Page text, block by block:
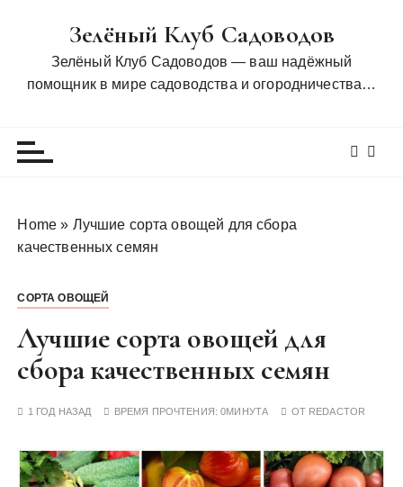
Зелёный Клуб Садоводов
Зелёный Клуб Садоводов — ваш надёжный
помощник в мире садоводства и огородничества…
Home » Лучшие сорта овощей для сбора
качественных семян
СОРТА ОВОЩЕЙ
Лучшие сорта овощей для
сбора качественных семян
1 ГОД НАЗАД ВРЕМЯ ПРОЧТЕНИЯ:0МИНУТА ОТ REDACTOR